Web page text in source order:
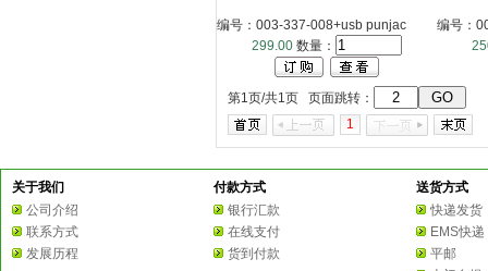
编号：003-337-008+usb punjac
299.00 数量：
编号：
第1页/共1页 页面跳转：
1
关于我们
公司介绍
联系方式
发展历程
付款方式
银行汇款
在线支付
货到付款
送货方式
快递发货
EMS快递
平邮